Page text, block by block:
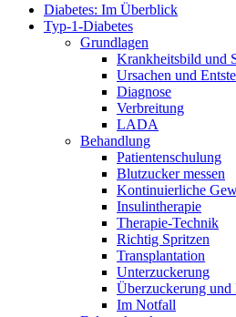
Diabetes: Im Überblick
Typ-1-Diabetes
Grundlagen
Krankheitsbild und
Ursachen und
Diagnose
Verbreitung
LADA
Behandlung
Patientenschulung
Blutzucker messen
Kontinuierliche
Insulintherapie
Therapie-Technik
Richtig Spritzen
Transplantation
Unterzuckerung
Überzuckerung und
Im Notfall